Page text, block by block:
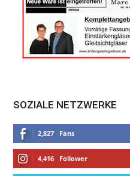
SOZIALE NETZWERKE
2,827 Fans
4,416 Follower